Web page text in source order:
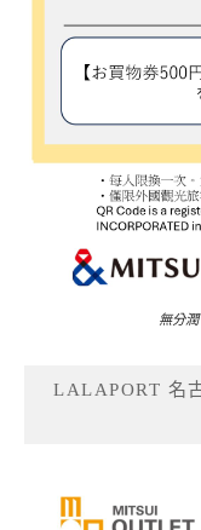
無分
LALAPORT 名